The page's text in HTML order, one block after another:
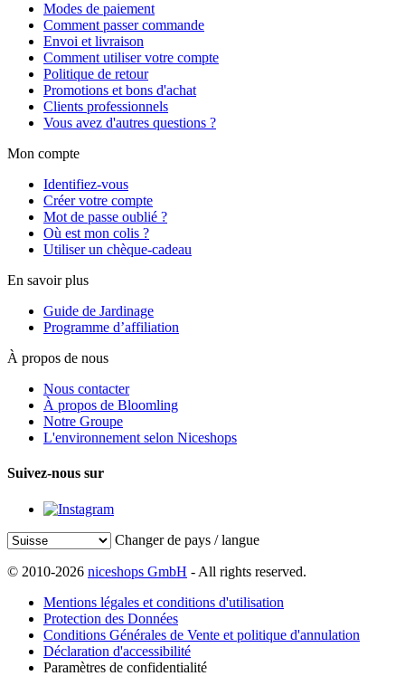
Modes de paiement
Comment passer commande
Envoi et livraison
Comment utiliser votre compte
Politique de retour
Promotions et bons d'achat
Clients professionnels
Vous avez d'autres questions ?
Mon compte
Identifiez-vous
Créer votre compte
Mot de passe oublié ?
Où est mon colis ?
Utiliser un chèque-cadeau
En savoir plus
Guide de Jardinage
Programme d’affiliation
À propos de nous
Nous contacter
À propos de Bloomling
Notre Groupe
L'environnement selon Niceshops
Suivez-nous sur
Changer de pays / langue
© 2010-2026 niceshops GmbH - All rights reserved.
Mentions légales et conditions d'utilisation
Protection des Données
Conditions Générales de Vente et politique d'annulation
Déclaration d'accessibilité
Paramètres de confidentialité